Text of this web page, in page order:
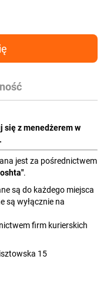
się z menedżerem w
jest za pośrednictwem
.
są do każdego miejsca
są wyłącznie na
firm kurierskich
15